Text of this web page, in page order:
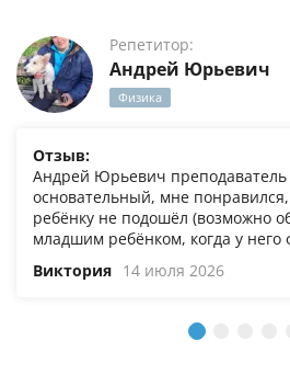
Репетитор:
Андрей Юрьевич
Физика
Отзыв:
Андрей Юрьевич
основательный, мне
ребёнку не подошёл (возможно
младшим ребёнком, когда у него
Виктория 14 июля 2026